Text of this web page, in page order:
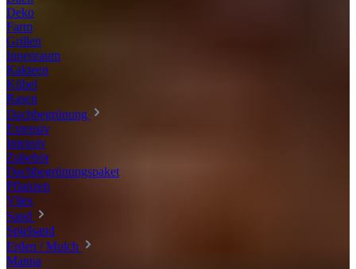
Deko
Farm
Grillen
Innenraum
Kakteen
Kübel
Rasen
Dachbegrünung
Extensiv
Intensiv
Zubehör
Dachbegrünungspaket
Pflanzen
Vlies
Sand
Spielsand
Erden / Mulch
Manna